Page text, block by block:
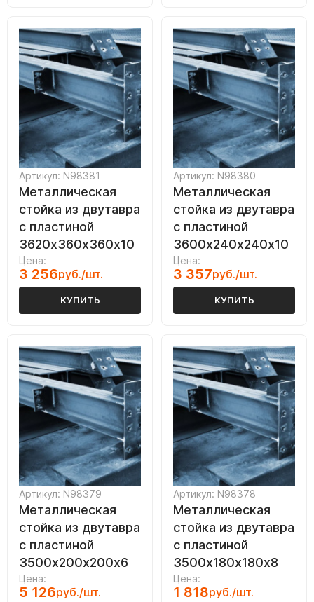
Артикул: N98381
Металлическая
стойка из двутавра
с пластиной
3620х360х360х10
Цена:
3 256руб./шт.
КУПИТЬ
Артикул: N98380
Металлическая
стойка из двутавра
с пластиной
3600х240х240х10
Цена:
3 357руб./шт.
КУПИТЬ
Артикул: N98379
Металлическая
стойка из двутавра
с пластиной
3500х200х200х6
Цена:
5 126руб./шт.
Артикул: N98378
Металлическая
стойка из двутавра
с пластиной
3500х180х180х8
Цена:
1 818руб./шт.